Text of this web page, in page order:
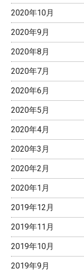
2020年10月
2020年9月
2020年8月
2020年7月
2020年6月
2020年5月
2020年4月
2020年3月
2020年2月
2020年1月
2019年12月
2019年11月
2019年10月
2019年9月